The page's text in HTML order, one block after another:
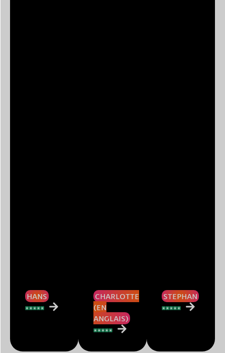
HANS
CHARLOTTE
(EN
ANGLAIS)
STEPHAN